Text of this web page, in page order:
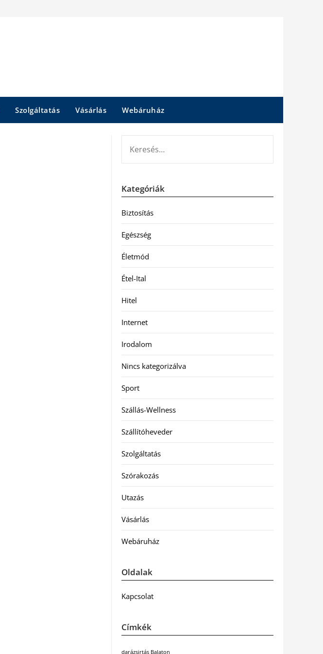
Szolgáltatás Vásárlás Webáruház
Kategóriák
Biztosítás
Egészség
Életmód
Étel-Ital
Hitel
Internet
Irodalom
Nincs kategorizálva
Sport
Szállás-Wellness
Szállítóheveder
Szolgáltatás
Szórakozás
Utazás
Vásárlás
Webáruház
Oldalak
Kapcsolat
Címkék
darázsirtás Balaton